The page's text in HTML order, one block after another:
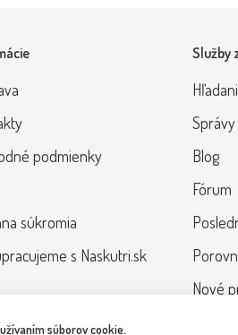
podmienky
súkromia
s Naskutri.sk
Služby
Správy
Blog
Fórum
Nové
súborov cookie.